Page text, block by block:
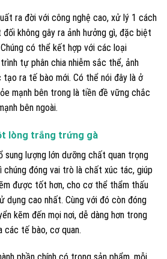
ra đời với công nghệ cao, xử lý 1 cách
không gây ra ảnh hưởng gì, đặc biệt
có thể kết hợp với các loại
tự phân chia nhiễm sắc thể, ảnh
ra tế bào mới. Có thể nói đây là ở
mạnh bên trong là tiền đề vững chắc
bên ngoài.
lòng trắng trứng gà
sung lượng lớn dưỡng chất quan trọng
đóng vai trò là chất xúc tác, giúp
được tốt hơn, cho cơ thể thẩm thấu
dụng cao nhất. Cùng với đó còn đóng
kẽm đến mọi nơi, dễ dàng hơn trong
các tế bào, cơ quan.